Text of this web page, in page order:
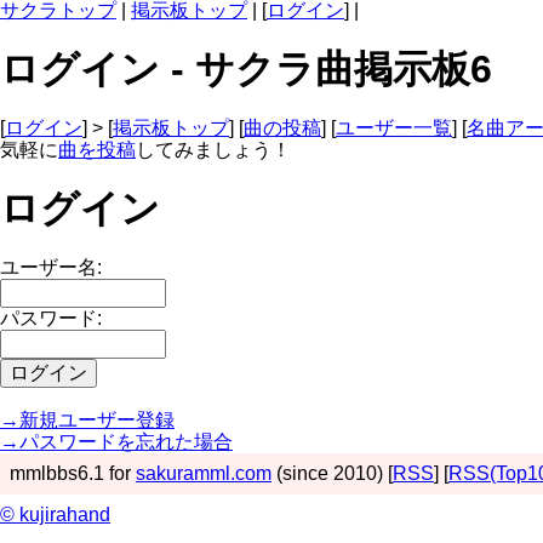
サクラトップ| 掲示板トップ| [ログイン] |
ログイン - サクラ曲掲示板6
[ログイン] > [掲示板トップ] [曲の投稿] [ユーザー一覧] [名曲ア
気軽に曲を投稿してみましょう！
ログイン
ユーザー名:
パスワード:
→新規ユーザー登録
→パスワードを忘れた場合
mmlbbs6.1 for sakuramml.com (since 2010) [RSS] [
© kujirahand